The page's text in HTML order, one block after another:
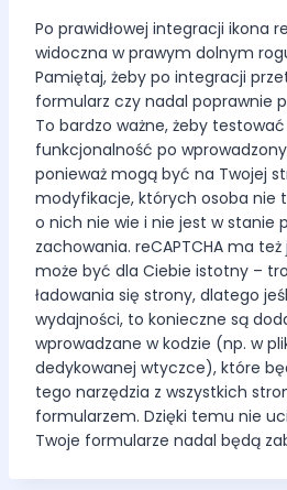
Po prawidłowej integracji ikona
widoczna w prawym dolnym
Pamiętaj, żeby po integracji
formularz czy nadal poprawnie
To bardzo ważne, żeby testować
funkcjonalność po
ponieważ mogą być na Twojej
modyfikacje, których osoba nie
o nich nie wie i nie jest w stanie
zachowania. reCAPTCHA ma
może być dla Ciebie istotny –
ładowania się strony, dlatego
wydajności, to konieczne są
wprowadzane w kodzie (np. w
dedykowanej wtyczce), które
tego narzędzia z wszystkich
formularzem. Dzięki temu nie
Twoje formularze nadal będą